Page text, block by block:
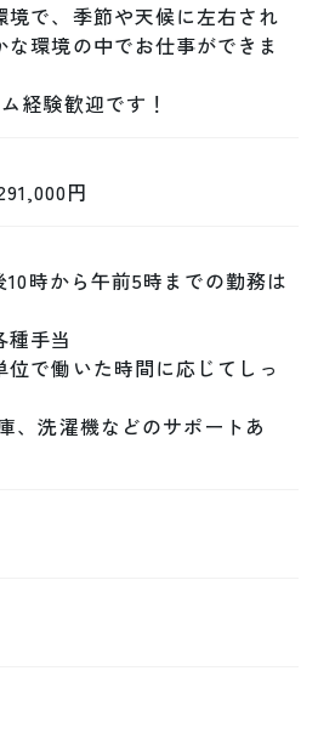
で、季節や天候に左右され
環境の中でお仕事ができま
経験歓迎です！
円
時から午前5時までの勤務は
手当
で働いた時間に応じてしっ
、洗濯機などのサポートあ